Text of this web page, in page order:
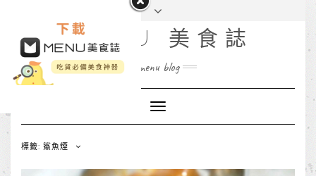
MENU 美食誌
menu blog
Toggle
Navigation
標籤: 鯊魚煙